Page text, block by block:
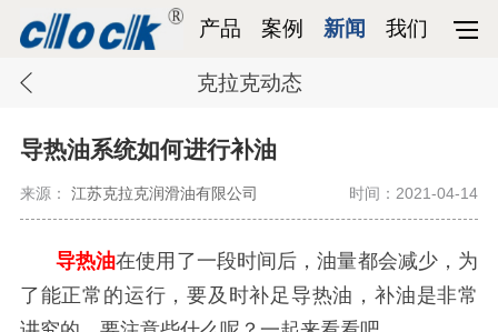
产品 案例 新闻 我们
克拉克动态
导热油系统如何进行补油
来源： 江苏克拉克润滑油有限公司 时间：2021-04-14
导热油在使用了一段时间后，油量都会减少，为
了能正常的运行，要及时补足导热油，补油是非常